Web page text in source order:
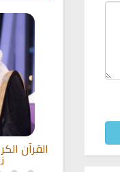
للقران القرآن